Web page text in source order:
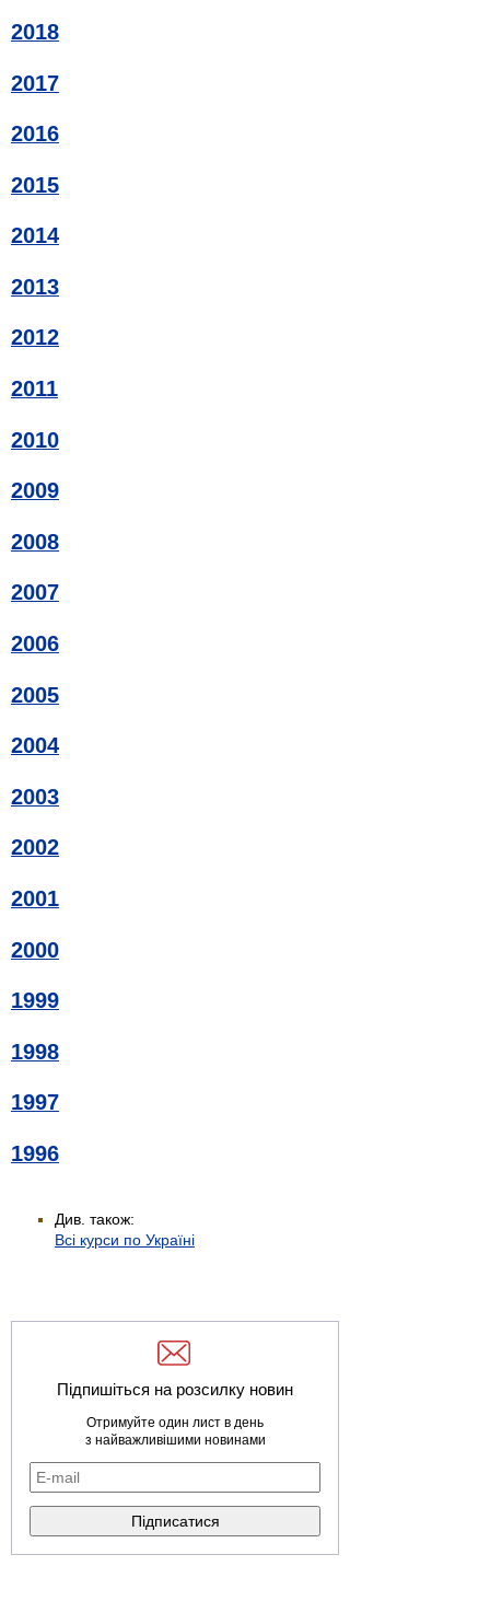
2018
2017
2016
2015
2014
2013
2012
2011
2010
2009
2008
2007
2006
2005
2004
2003
2002
2001
2000
1999
1998
1997
1996
Див. також:
Всі курси по Україні
Підпишіться на розсилку новин
Отримуйте один лист в день
з найважливішими новинами